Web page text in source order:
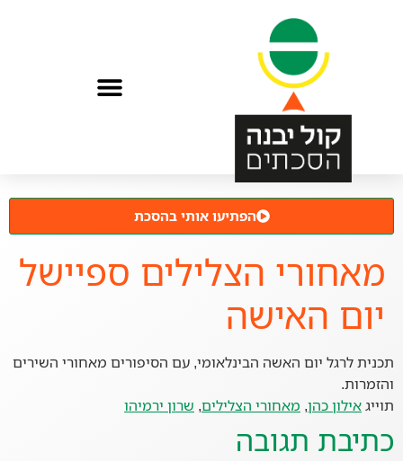
הפתיעו אותי בהסכת
מאחורי הצלילים ספיישל
יום האישה
תכנית לרגל יום האשה הבינלאומי, עם הסיפורים מאחורי השירים
והזמרות.
תוייגאילון כהן, מאחורי הצלילים, שרון ירמיהו
כתיבת תגובה